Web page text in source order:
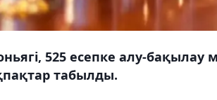
525 есепке алу-бақылау
табылды.